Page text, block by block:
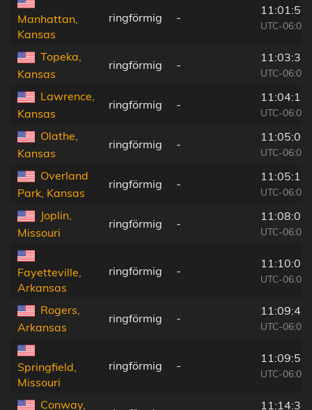
Manhattan,
Kansas
ringförmig -
11:01:56
UTC-06:00
Topeka,
Kansas
ringförmig -
11:03:31
UTC-06:00
Lawrence,
Kansas
ringförmig -
11:04:19
UTC-06:00
Olathe,
Kansas
ringförmig -
11:05:06
UTC-06:00
Overland
Park, Kansas
ringförmig -
11:05:12
UTC-06:00
Joplin,
Missouri
ringförmig -
11:08:02
UTC-06:00
Fayetteville,
Arkansas
ringförmig -
11:10:07
UTC-06:00
Rogers,
Arkansas
ringförmig -
11:09:47
UTC-06:00
Springfield,
Missouri
ringförmig -
11:09:51
UTC-06:00
Conway,
11:14:35